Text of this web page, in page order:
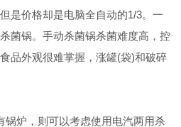
是价格却是电脑全自动的1/3。一
菌锅。手动杀菌锅杀菌难度高，控
品外观很难掌握，涨罐(袋)和破碎
炉，则可以考虑使用电汽两用杀